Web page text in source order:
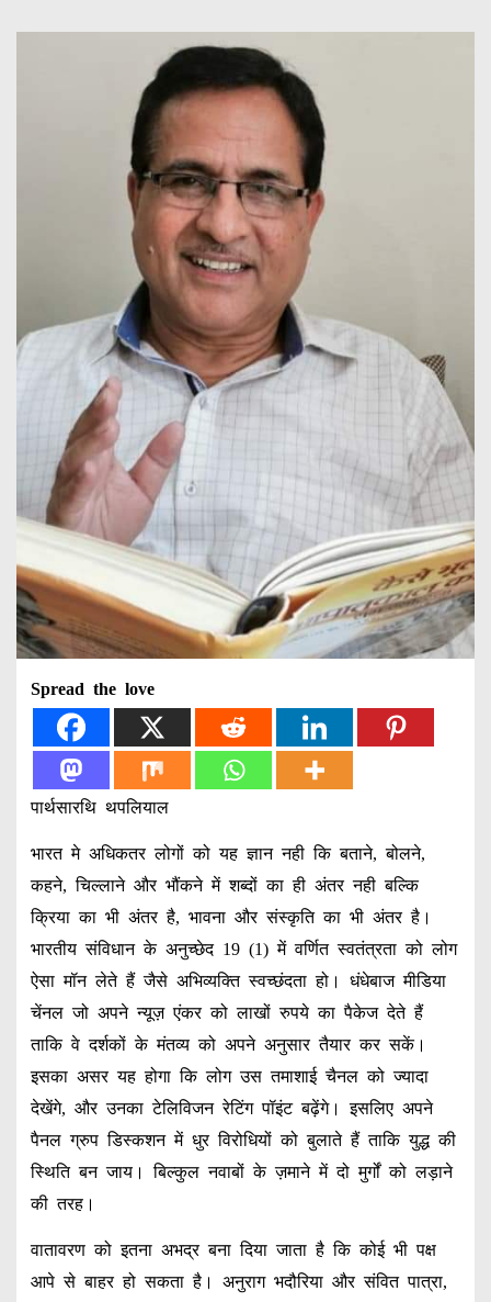
Spread the love
पार्थसारथि थपलियाल
भारत मे अधिकतर लोगों को यह ज्ञान नही कि बताने, बोलने,
कहने, चिल्लाने और भौंकने में शब्दों का ही अंतर नही बल्कि
क्रिया का भी अंतर है, भावना और संस्कृति का भी अंतर है।
भारतीय संविधान के अनुच्छेद 19 (1) में वर्णित स्वतंत्रता को लोग
ऐसा मॉन लेते हैं जैसे अभिव्यक्ति स्वच्छंदता हो। धंधेबाज मीडिया
चेंनल जो अपने न्यूज़ एंकर को लाखों रुपये का पैकेज देते हैं
ताकि वे दर्शकों के मंतव्य को अपने अनुसार तैयार कर सकें।
इसका असर यह होगा कि लोग उस तमाशाई चैनल को ज्यादा
देखेंगे, और उनका टेलिविजन रेटिंग पॉइंट बढ़ेंगे। इसलिए अपने
पैनल ग्रुप डिस्कशन में धुर विरोधियों को बुलाते हैं ताकि युद्ध की
स्थिति बन जाय। बिल्कुल नवाबों के ज़माने में दो मुर्गों को लड़ाने
की तरह।
वातावरण को इतना अभद्र बना दिया जाता है कि कोई भी पक्ष
आपे से बाहर हो सकता है। अनुराग भदौरिया और संवित पात्रा,